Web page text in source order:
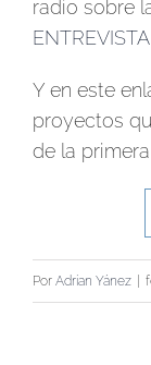
radio sobre
Y en este
proyectos
de la
Por Adrian Yánez